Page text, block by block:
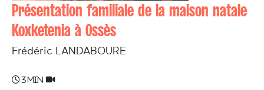
Présentation familiale de la maison natale
Koxketenia à Ossès
Frédéric LANDABOURE
3 min